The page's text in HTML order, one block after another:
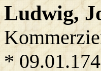
Ludwig,
*